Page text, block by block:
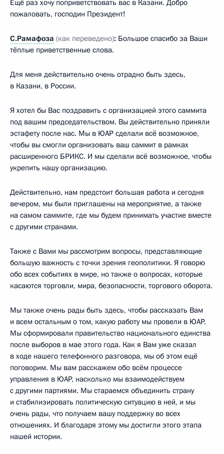
Ещё раз хочу поприветствовать вас в Казани. Добро
пожаловать, господин Президент!
С.Рамафоза (как переведено): Большое спасибо за Ваши
тёплые приветственные слова.
Для меня действительно очень отрадно быть здесь,
в Казани, в России.
Я хотел бы Вас поздравить с организацией этого саммита
под вашим председательством. Вы действительно приняли
эстафету после нас. Мы в ЮАР сделали всё возможное,
чтобы вы смогли организовать ваш саммит в рамках
расширенного БРИКС. И мы сделали всё возможное, чтобы
укрепить нашу организацию.
Действительно, нам предстоит большая работа и сегодня
вечером, мы были приглашены на мероприятие, а также
на самом саммите, где мы будем принимать участие вместе
с другими странами.
Также с Вами мы рассмотрим вопросы, представляющие
большую важность с точки зрения геополитики. Я говорю
обо всех событиях в мире, но также о вопросах, которые
касаются торговли, мира, безопасности, торгового оборота.
Мы также очень рады быть здесь, чтобы рассказать Вам
и всем остальным о том, какую работу мы провели в ЮАР.
Мы сформировали правительство национального единства
после выборов в мае этого года. Как я Вам уже сказал
в ходе нашего телефонного разговора, мы об этом ещё
поговорим. Мы вам расскажем обо всём процессе
управления в ЮАР, насколько мы взаимодействуем
с другими партиями. Мы стараемся объединить страну
и стабилизировать политическую ситуацию в ней, и мы
очень рады, что получаем вашу поддержку во всех
отношениях. И благодаря этому мы достигли этого этапа
нашей истории.